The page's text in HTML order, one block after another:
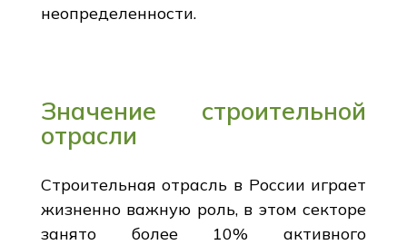
неопределенности.
Значение строительной
отрасли
Строительная отрасль в России играет
жизненно важную роль, в этом секторе
занято более 10% активного